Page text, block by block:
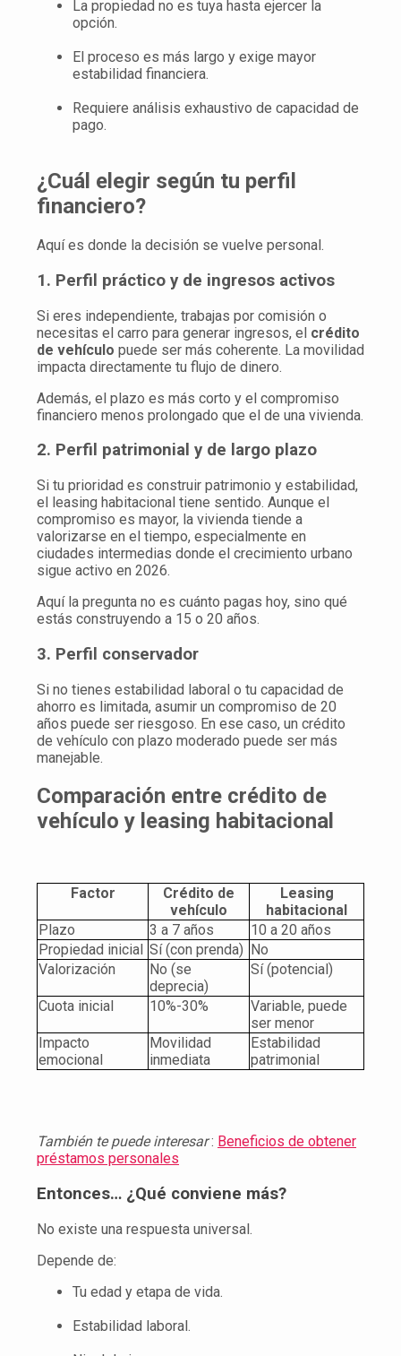
La propiedad no es tuya hasta ejercer la
opción.
El proceso es más largo y exige mayor
estabilidad financiera.
Requiere análisis exhaustivo de capacidad de
pago.
¿Cuál elegir según tu perfil
financiero?
Aquí es donde la decisión se vuelve personal.
1. Perfil práctico y de ingresos activos
Si eres independiente, trabajas por comisión o
necesitas el carro para generar ingresos, el crédito
de vehículo puede ser más coherente. La movilidad
impacta directamente tu flujo de dinero.
Además, el plazo es más corto y el compromiso
financiero menos prolongado que el de una vivienda.
2. Perfil patrimonial y de largo plazo
Si tu prioridad es construir patrimonio y estabilidad,
el leasing habitacional tiene sentido. Aunque el
compromiso es mayor, la vivienda tiende a
valorizarse en el tiempo, especialmente en
ciudades intermedias donde el crecimiento urbano
sigue activo en 2026.
Aquí la pregunta no es cuánto pagas hoy, sino qué
estás construyendo a 15 o 20 años.
3. Perfil conservador
Si no tienes estabilidad laboral o tu capacidad de
ahorro es limitada, asumir un compromiso de 20
años puede ser riesgoso. En ese caso, un crédito
de vehículo con plazo moderado puede ser más
manejable.
Comparación entre crédito de
vehículo y leasing habitacional
Factor
Crédito de
vehículo
Leasing
habitacional
Plazo
3 a 7 años
10 a 20 años
Propiedad inicial Sí (con prenda)
No
Valorización
No (se
deprecia)
Sí (potencial)
Cuota inicial 10%-30%
Variable, puede
ser menor
Impacto
emocional
Movilidad
inmediata
Estabilidad
patrimonial
También te puede interesar: Beneficios de obtener
préstamos personales
Entonces… ¿Qué conviene más?
No existe una respuesta universal.
Depende de:
Tu edad y etapa de vida.
Estabilidad laboral.